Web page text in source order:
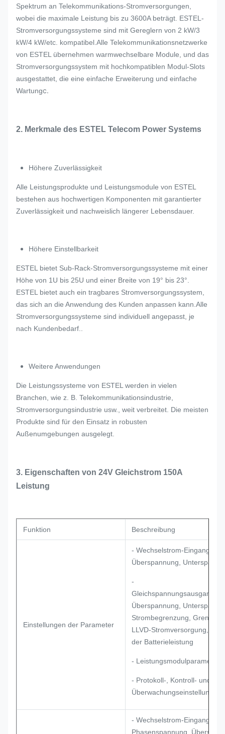
Spektrum an Telekommunikations-Stromversorgungen,
wobei die maximale Leistung bis zu 3600A beträgt. ESTEL-
Stromversorgungssysteme sind mit Gereglern von 2 kW/3
kW/4 kW/etc. kompatibel.Alle Telekommunikationsnetzwerke
von ESTEL übernehmen warmwechselbare Module, und das
Stromversorgungssystem mit hochkompatiblen Modul-Slots
ausgestattet, die eine einfache Erweiterung und einfache
Wartungc.
2. Merkmale des ESTEL Telecom Power Systems
Höhere Zuverlässigkeit
Alle Leistungsprodukte und Leistungsmodule von ESTEL
bestehen aus hochwertigen Komponenten mit garantierter
Zuverlässigkeit und nachweislich längerer Lebensdauer.
Höhere Einstellbarkeit
ESTEL bietet Sub-Rack-Stromversorgungssysteme mit einer
Höhe von 1U bis 25U und einer Breite von 19° bis 23°.
ESTEL bietet auch ein tragbares Stromversorgungssystem,
das sich an die Anwendung des Kunden anpassen kann.Alle
Stromversorgungssysteme sind individuell angepasst, je
nach Kundenbedarf..
Weitere Anwendungen
Die Leistungssysteme von ESTEL werden in vielen
Branchen, wie z. B. Telekommunikationsindustrie,
Stromversorgungsindustrie usw., weit verbreitet. Die meisten
Produkte sind für den Einsatz in robusten
Außenumgebungen ausgelegt.
3. Eigenschaften von 24V Gleichstrom 150A
Leistung
Funktion Beschreibung
Einstellungen der Parameter
- Wechselstrom-
Überspannung,
-
Überspannung,
Strombegrenzung,
LLVD-Stromversorgung,
der Batterieleistung
- Leistungsmodulparameter
- Protokoll-, Kontroll- und
Überwachungseinstellungen
- Wechselstrom-Eingang:
Phasenspannung,